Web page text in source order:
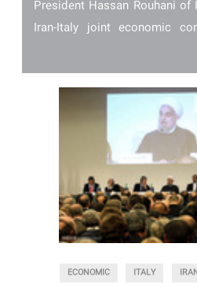
President Hassan Rouhani
Iran-Italy joint economic
ITALY
ECONOMIC